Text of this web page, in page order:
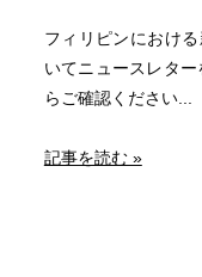
フィリピンにおけ
いてニュースレタ
らご確認ください...
記事を読む »